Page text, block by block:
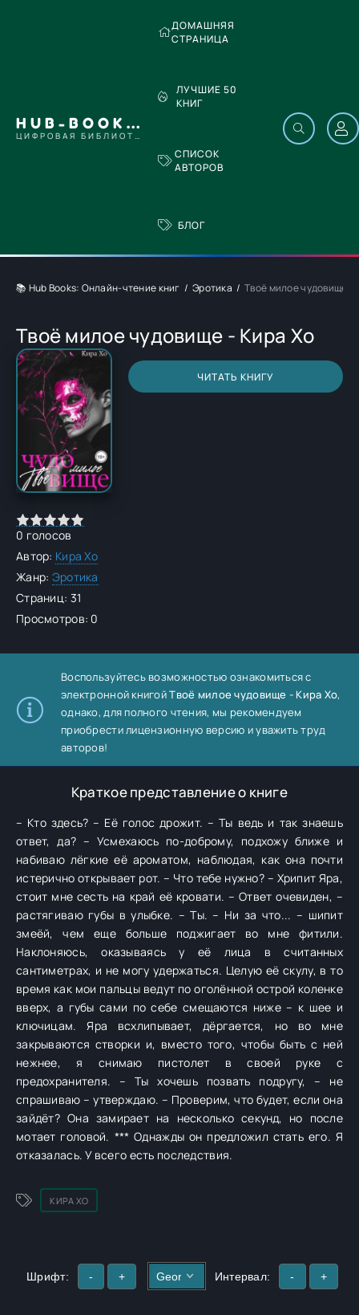
HUB-BOOKS.COM
ЦИФРОВАЯ БИБЛИОТЕКА
ДОМАШНЯЯ
СТРАНИЦА
ЛУЧШИЕ 50
КНИГ
СПИСОК
АВТОРОВ
БЛОГ
📚 Hub Books: Онлайн-чтение книг Эротика Твоё милое чудовище -
Твоё милое чудовище - Кира Хо
ЧИТАТЬ КНИГУ
0 голосов
Автор: Кира Хо
Жанр: Эротика
Страниц: 31
Просмотров: 0
Воспользуйтесь возможностью ознакомиться с
электронной книгойТвоё милое чудовище - Кира Хо,
однако, для полного чтения, мы рекомендуем
приобрести лицензионную версию и уважить труд
авторов!
Краткое представление о книге
– Кто здесь? – Её голос дрожит. – Ты ведь и так знаешь
ответ, да? – Усмехаюсь по-доброму, подхожу ближе и
набиваю лёгкие её ароматом, наблюдая, как она почти
истерично открывает рот. – Что тебе нужно? – Хрипит Яра,
стоит мне сесть на край её кровати. – Ответ очевиден, –
растягиваю губы в улыбке. – Ты. – Ни за что... – шипит
змеёй, чем еще больше поджигает во мне фитили.
Наклоняюсь, оказываясь у её лица в считанных
сантиметрах, и не могу удержаться. Целую её скулу, в то
время как мои пальцы ведут по оголённой острой коленке
вверх, а губы сами по себе смещаются ниже – к шее и
ключицам. Яра всхлипывает, дёргается, но во мне
закрываются створки и, вместо того, чтобы быть с ней
нежнее, я снимаю пистолет в своей руке с
предохранителя. – Ты хочешь позвать подругу, – не
спрашиваю – утверждаю. – Проверим, что будет, если она
зайдёт? Она замирает на несколько секунд, но после
мотает головой. *** Однажды он предложил стать его. Я
отказалась. У всего есть последствия.
КИРА ХО
Шрифт: - + Интервал: - +